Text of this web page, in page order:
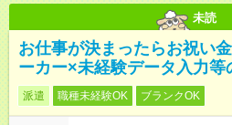
未読
お仕事が決まったらお祝い
ーカー×未経験データ入力等
派遣 職種未経験OK ブランクOK